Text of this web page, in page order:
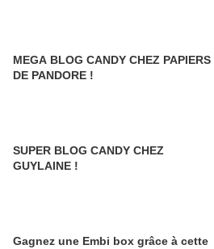
MEGA BLOG CANDY CHEZ PAPIERS
DE PANDORE !
SUPER BLOG CANDY CHEZ
GUYLAINE !
Gagnez une Embi box grâce à cette